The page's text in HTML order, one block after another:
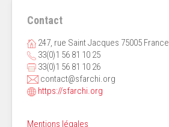
Contact
247, rue Saint Jacques 75005 France
33(0)1 56 81 10 25
33(0)1 56 81 10 26
contact@sfarchi.org
https://sfarchi.org
Mentions légales